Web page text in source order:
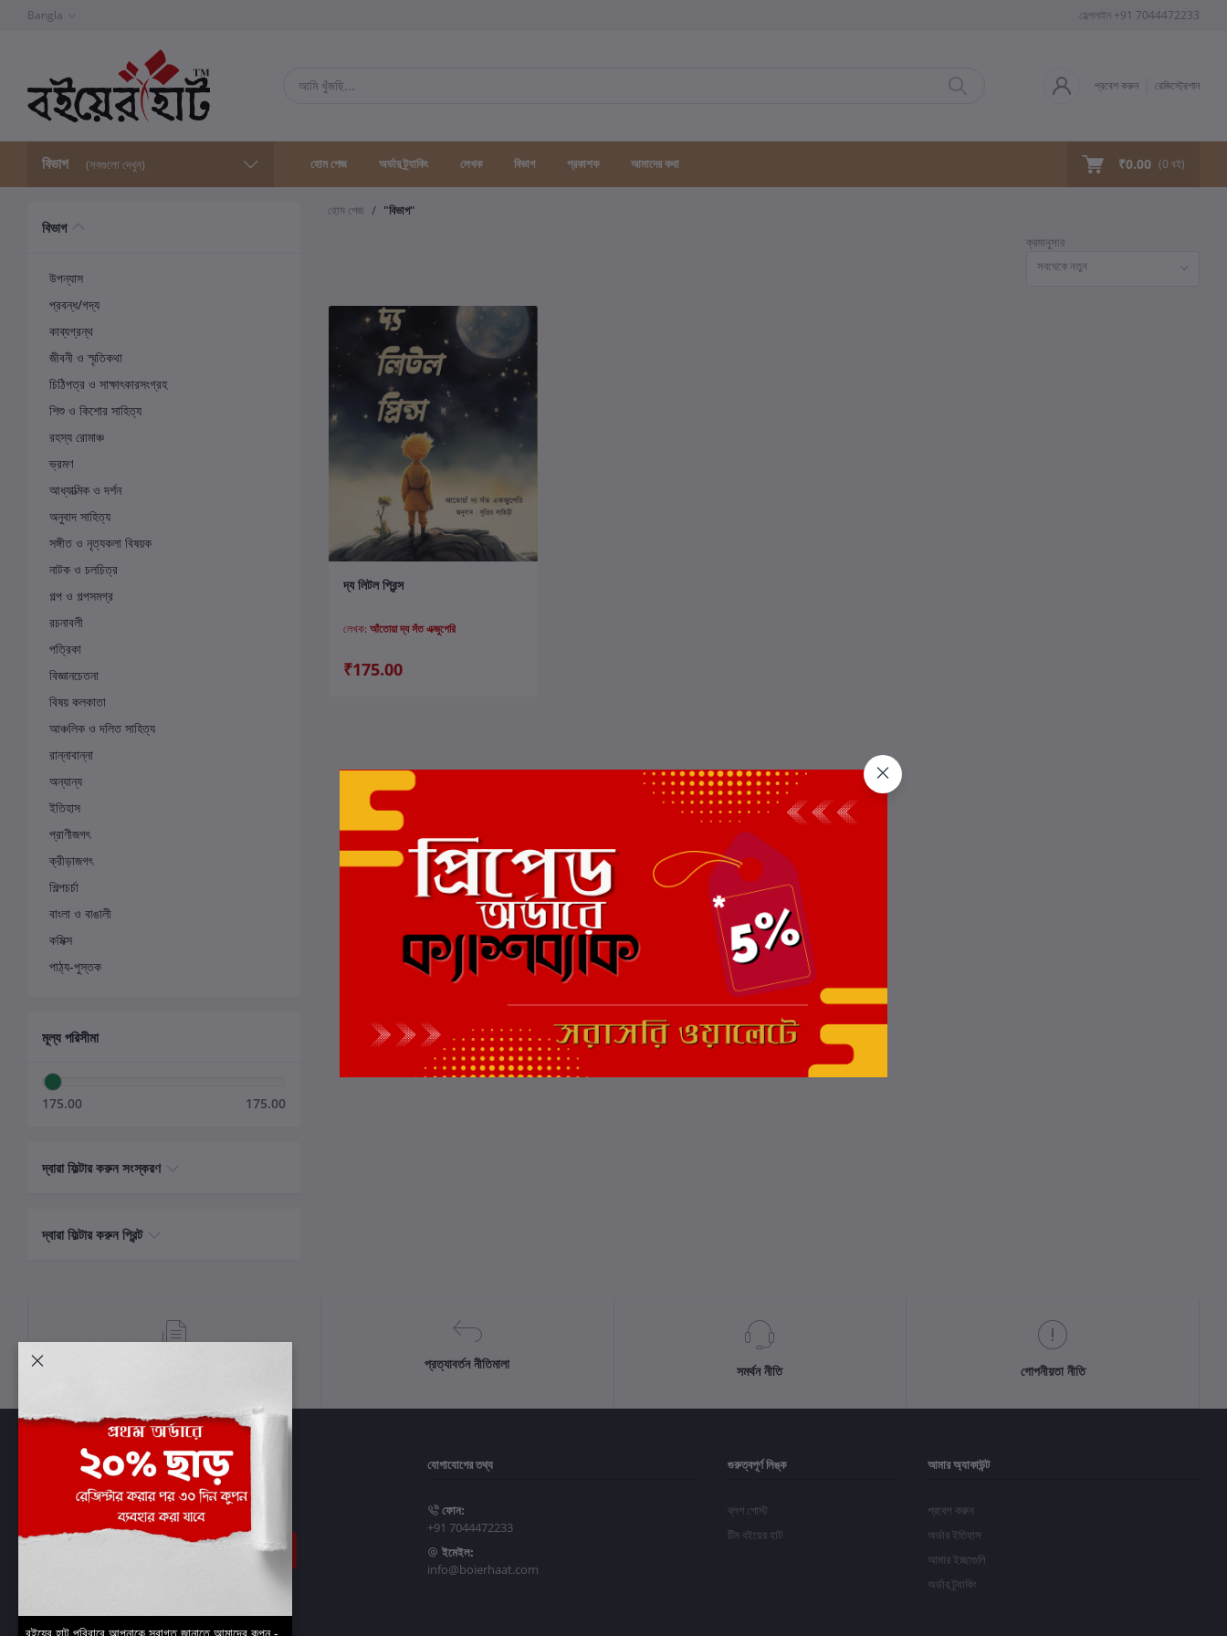
Bangla হেল্পলাইন +91 7044472233
প্রবেশ করুন রেজিস্ট্রেশান
বিভাগ (সবগুলো দেখুন) হোম পেজ অর্ডার ট্র্যাকিং লেখক বিভাগ প্রকাশক আমাদের কথা ₹0.00 (0 বই)
বিভাগ
উপন্যাস
প্রবন্ধ/গদ্য
কাব্যগ্রন্থ
জীবনী ও স্মৃতিকথা
চিঠিপত্র ও সাক্ষাৎকারসংগ্রহ
শিশু ও কিশোর সাহিত্য
রহস্য রোমাঞ্চ
ভ্রমণ
আধ্যাত্মিক ও দর্শন
অনুবাদ সাহিত্য
সঙ্গীত ও নৃত্যকলা বিষয়ক
নাটক ও চলচিত্র
গল্প ও গল্পসমগ্র
রচনাবলী
পত্রিকা
বিজ্ঞানচেতনা
বিষয় কলকাতা
আঞ্চলিক ও দলিত সাহিত্য
রান্নাবান্না
অন্যান্য
ইতিহাস
প্রাণীজগৎ
ক্রীড়াজগৎ
শিল্পচর্চা
বাংলা ও বাঙালী
কমিক্স
পাঠ্য-পুস্তক
মূল্য পরিসীমা
175.00 175.00
দ্বারা ফিল্টার করুন সংস্করণ
দ্বারা ফিল্টার করুন প্রিন্ট
হোম পেজ
"বিভাগ"
ক্রমানুসার
সবথেকে নতুন
কার্টে যোগ করুন
দ্য লিটল প্রিন্স
লেখক: আঁতোয়া দ্য সঁত এক্জুপেরি
₹175.00
প্রত্যাবর্তন নীতিমালা সমর্থন নীতি গোপনীয়তা নীতি
সাবস্ক্রাইব
যোগাযোগের তথ্য
ফোন:
+91 7044472233
ইমেইল:
info@boierhaat.com
গুরুত্বপূর্ণ লিঙ্ক
ব্লগ পোস্ট
টিম বইয়ের হাট
আমার অ্যাকাউন্ট
প্রবেশ করুন
অর্ডার ইতিহাস
আমার ইচ্ছাগুলি
অর্ডার ট্র্যাকিং